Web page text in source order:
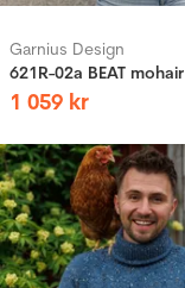
Garnius Design
621R-02a BEAT mohair
1 059 kr